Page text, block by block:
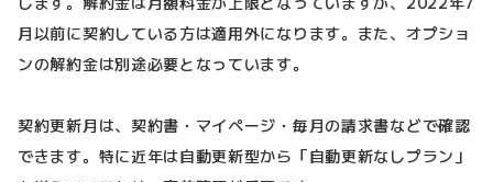
月以前に契約している方は適用外になります。また、オプショ
ンの解約金は別途必要となっています。
契約更新月は、契約書・マイページ・毎月の請求書などで確認
できます。特に近年は自動更新型から「自動更新なしプラン」